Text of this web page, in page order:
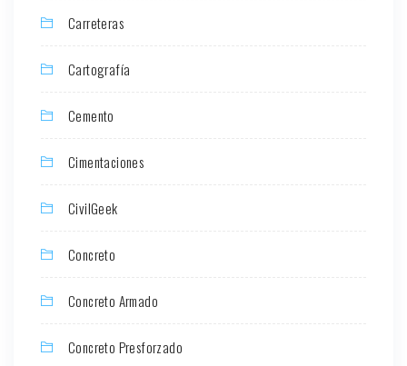
Carreteras
Cartografía
Cemento
Cimentaciones
CivilGeek
Concreto
Concreto Armado
Concreto Presforzado